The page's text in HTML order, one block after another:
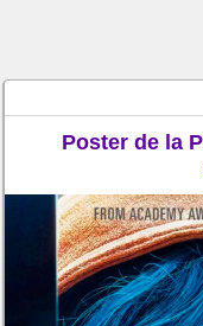
Poster de la